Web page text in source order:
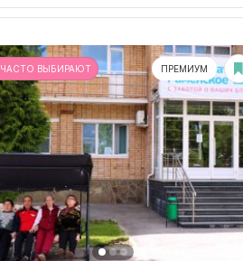
ЧАСТО ВЫБИРАЮТ ПРЕМИУМ